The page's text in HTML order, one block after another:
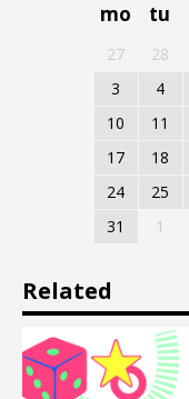
mo
tu
27 28
3
4
10
11
17
18
24
25
31
1
Related